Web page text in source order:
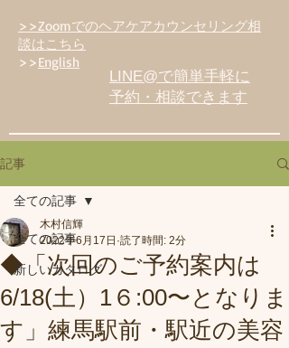
>>Zoomでのヘアケアカウンセリング相
談はこちら
>>English
LINE@で簡単手軽に
予約・相談できます
記事
全ての記事
新しいカタログ
全ての記事
◆「次回のご予約案内は
6/18(土）1６:00〜となりま
す」練馬駅前・駅近の美容
木村信輝
2022年6月17日 読了時間: 2分